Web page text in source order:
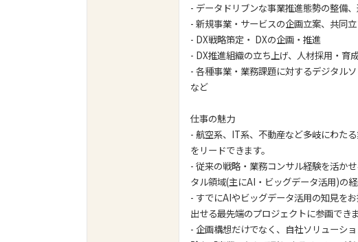
- データドリブンな事業推進態勢の整備
- 新規事業・サービスの企画立案、共同
- DX戦略策定・ DXの企画・推進
- DX推進組織の立ち上げ、人材採用・育
- 各種事業・業務課題に対するデジタル
など
仕事の魅力
- 航空系、IT系、不動産など多岐にわた
をリードできます。
- 従来の戦略・業務コンサル経験を活か
タル領域(主にAI・ビッグデータ活用)の
- すでにAIやビッグデータ活用の知見を
出せる最先端のプロジェクトに参画できま
- 企画構想だけでなく、自社ソリューシ